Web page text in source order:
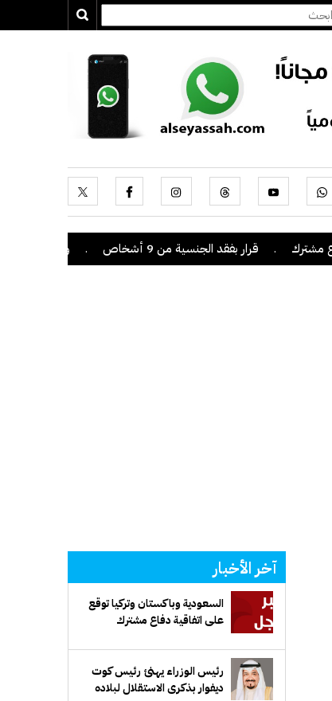
. قرار بفقد الجنسية من 9 أشخاص . وزير التربية يصدر
آخر الأخبار
السعودية وباكستان وتركيا توقع
على اتفاقية دفاع مشترك
رئيس الوزراء يهنئ رئيس كوت
ديفوار بذكرى الاستقلال لبلاده